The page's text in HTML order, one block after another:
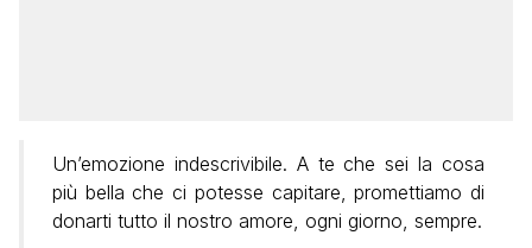
Un’emozione indescrivibile. A te che sei la cosa
più bella che ci potesse capitare, promettiamo di
donarti tutto il nostro amore, ogni giorno, sempre.